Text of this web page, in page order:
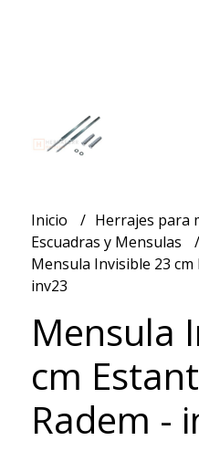
Inicio
Herrajes para
Escuadras y Mensulas
Mensula Invisible 23
inv23
Mensula
cm
Radem -